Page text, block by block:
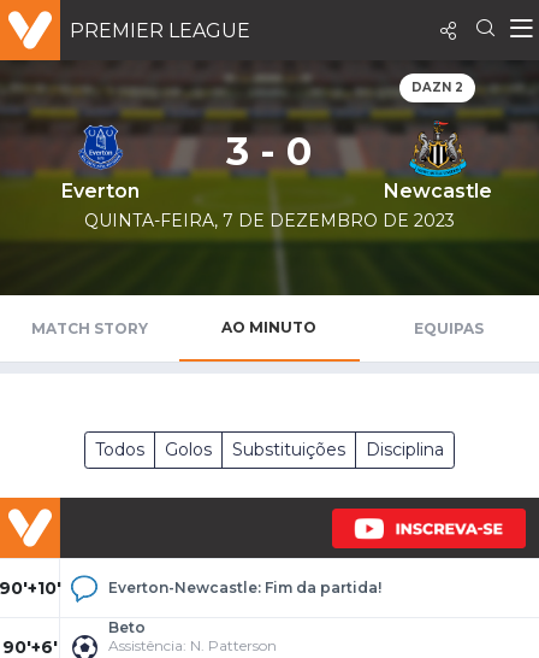
PREMIER LEAGUE
DAZN 2
Everton
3 - 0
Newcastle
QUINTA-FEIRA, 7 DE DEZEMBRO DE 2023
MATCH STORY AO MINUTO EQUIPAS
Todos Golos Substituições Disciplina
Everton-Newcastle: Fim da partida!
90'+6'
Beto
Assistência: N. Patterson